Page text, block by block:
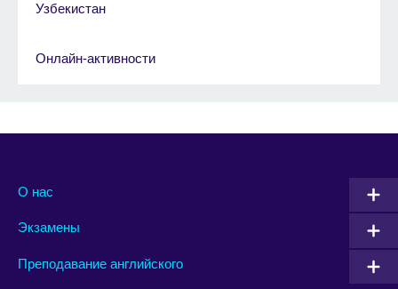
Узбекистан
Онлайн-активности
О нас
Экзамены
Преподавание английского